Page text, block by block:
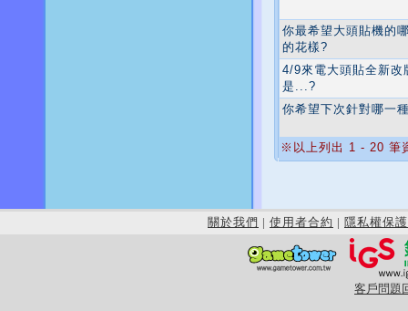
你最希望大頭貼機的
的花樣?
4/9來電大頭貼全新改
是...?
你希望下次針對哪一
※以上列出 1 - 20 筆
關於我們 | 使用者合約 | 隱私權保護
客戶問題